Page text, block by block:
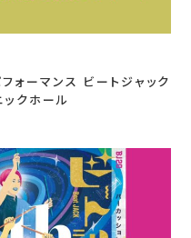
ォーマンス ビートジャック
クホール